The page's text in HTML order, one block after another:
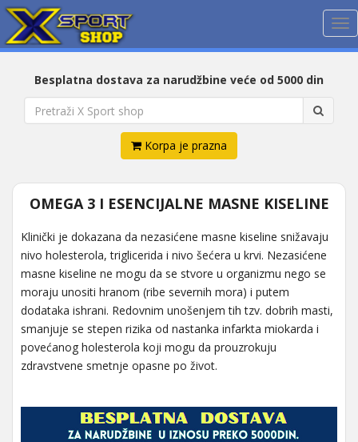
Besplatna dostava za narudžbine veće od 5000 din
Korpa je prazna
OMEGA 3 I ESENCIJALNE MASNE KISELINE
Klinički je dokazana da nezasićene masne kiseline snižavaju
nivo holesterola, triglicerida i nivo šećera u krvi. Nezasićene
masne kiseline ne mogu da se stvore u organizmu nego se
moraju unositi hranom (ribe severnih mora) i putem
dodataka ishrani. Redovnim unošenjem tih tzv. dobrih masti,
smanjuje se stepen rizika od nastanka infarkta miokarda i
povećanog holesterola koji mogu da prouzrokuju
zdravstvene smetnje opasne po život.